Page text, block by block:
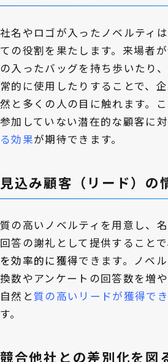
社名やロゴが入ったノベルティ
ての役割を果たします。来場者
の入ったバッグを持ち歩いたり
常的に使用したりすることで、
然と多くの人の目に触れます。
参加していない潜在的な顧客に対
る効果が期待できます。
見込み顧客（リード）の
質の高いノベルティを用意し、
回答の謝礼として提供することで
を効率的に獲得できます。ノベ
換数やアンケートの回答数を増
自然と質の高いリードが獲得で
す。
競合他社との差別化を図